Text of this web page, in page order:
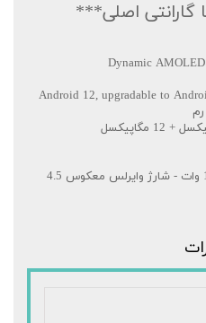
اصلی***
– فست شارژ 25 وات - شارژ وایرلس 15 وات - شارژ وایرلس معکوس 4.5